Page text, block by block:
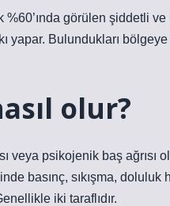
görülen şiddetli
Bulundukları bölgeye
olur?
veya psikojenik baş ağrısı
basınç, sıkışma, doluluk
iki taraflıdır.